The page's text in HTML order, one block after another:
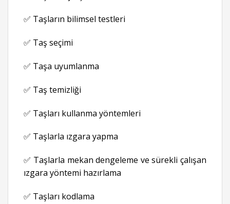
✅ Taşların bilimsel testleri
✅ Taş seçimi
✅ Taşa uyumlanma
✅ Taş temizliği
✅ Taşları kullanma yöntemleri
✅ Taşlarla ızgara yapma
✅ Taşlarla mekan dengeleme ve sürekli çalışan
ızgara yöntemi hazırlama
✅ Taşları kodlama